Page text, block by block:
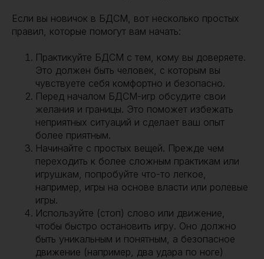
Если вы новичок в БДСМ, вот несколько простых
правил, которые помогут вам начать:
Практикуйте БДСМ с тем, кому вы доверяете.
Это должен быть человек, с которым вы
чувствуете себя комфортно и безопасно.
Перед началом БДСМ-игр обсудите свои
желания и границы. Это поможет избежать
неприятных ситуаций и сделает ваш опыт
более приятным.
Начинайте с простых вещей. Прежде чем
переходить к более сложным практикам или
игрушкам, попробуйте что-то легкое,
например, игры на основе власти или ролевые
игры.
Используйте (стоп) слово или движение,
чтобы быстро остановить игру. Оно должно
быть уникальным и понятным, а безопасное
движение (например, два удара по ноге)